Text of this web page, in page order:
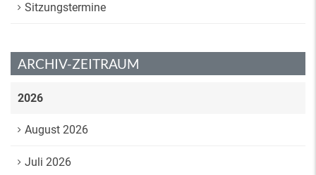
Sitzungstermine
ARCHIV-ZEITRAUM
2026
August 2026
Juli 2026